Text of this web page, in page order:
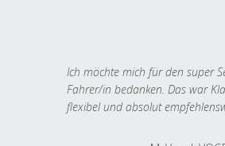
Ich möchte mich für den super
Fahrer/in bedanken. Das war
flexibel und absolut